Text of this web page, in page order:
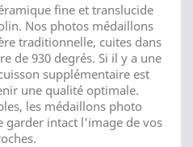
fine et translucide
Nos photos médaillons
traditionnelle, cuites dans
de 930 degrés. Si il y a une
supplémentaire est
une qualité optimale.
les médaillons photo
garder intact l'image de vos